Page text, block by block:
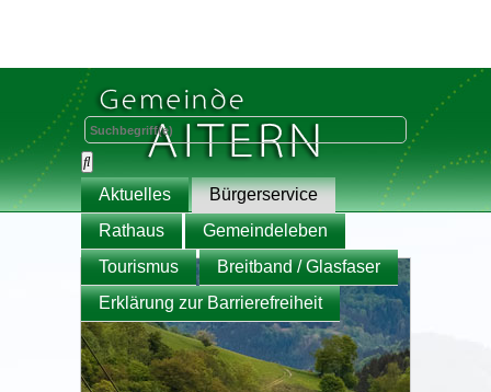
Aktuelles
Bürgerservice
Rathaus
Gemeindeleben
Tourismus
Breitband / Glasfaser
Erklärung zur Barrierefreiheit